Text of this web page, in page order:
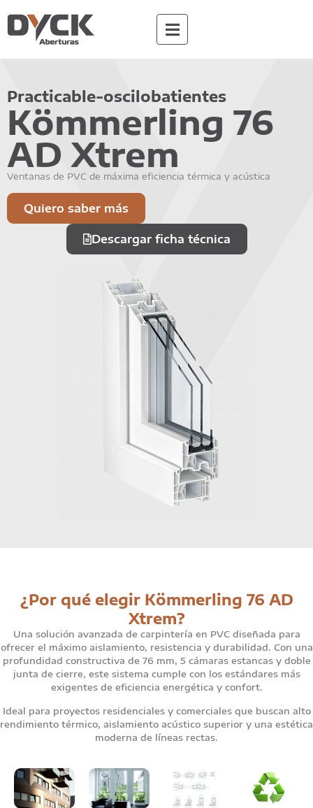
Practicable-oscilobatientes
Kömmerling 76
AD Xtrem
Ventanas de PVC de máxima eficiencia térmica y acústica
Quiero saber más
Descargar ficha técnica
¿Por qué elegir Kömmerling 76 AD
Xtrem?
Una solución avanzada de carpintería en PVC diseñada para
ofrecer el máximo aislamiento, resistencia y durabilidad. Con una
profundidad constructiva de 76 mm, 5 cámaras estancas y doble
junta de cierre, este sistema cumple con los estándares más
exigentes de eficiencia energética y confort.
Ideal para proyectos residenciales y comerciales que buscan alto
rendimiento térmico, aislamiento acústico superior y una estética
moderna de líneas rectas.